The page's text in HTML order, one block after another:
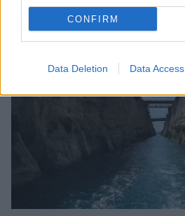
CONFIRM
Data Deletion Data Access
19/07/2026 10:14